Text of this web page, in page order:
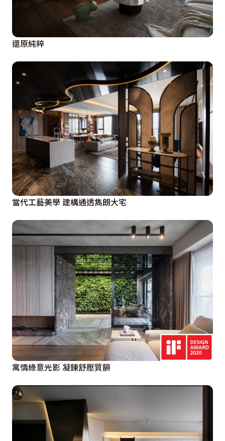
還原純粹
當代工藝美學 建構通透雋朗大宅
寓情綠意光影 凝鍊舒壓質韻